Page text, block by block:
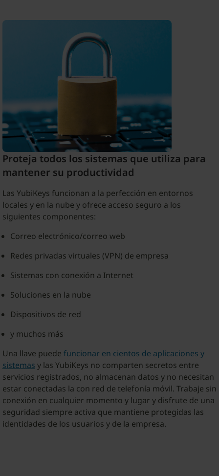
Proteja todos los sistemas que utiliza para
mantener su productividad
Las YubiKeys funcionan a la perfección en entornos
locales y en la nube y ofrece acceso seguro a los
siguientes componentes:
Correo electrónico/correo web
Redes privadas virtuales (VPN) de empresa
Sistemas con conexión a Internet
Soluciones en la nube
Dispositivos de red
y muchos más
Una llave puede funcionar en cientos de aplicaciones y
sistemas y las YubiKeys no comparten secretos entre
servicios registrados, no almacenan datos y no necesitan
estar conectadas la con red de telefonía móvil. Trabaje sin
conexión en cualquier momento y lugar y disfrute de una
seguridad siempre activa que mantiene protegidas las
identidades de los usuarios y de la empresa.